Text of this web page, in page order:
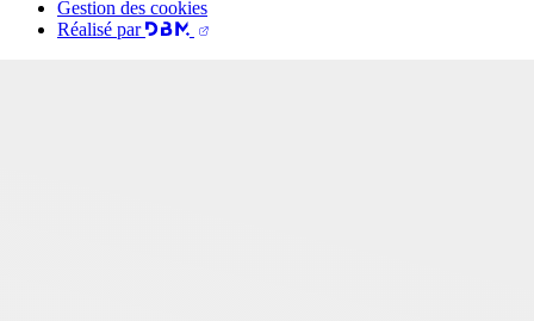
Gestion des cookies
Réalisé par